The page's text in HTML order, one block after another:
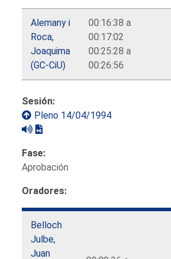
Alemany i
Roca,
Joaquima
(GC-CiU)
00:16:38 a
00:17:02
00:25:28 a
00:26:56
Sesión:
Pleno 14/04/1994
Fase:
Aprobación
Oradores:
Belloch
Julbe,
Juan